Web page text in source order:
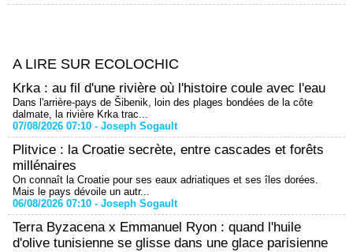
A LIRE SUR ECOLOCHIC
Krka : au fil d'une rivière où l'histoire coule avec l'eau
Dans l'arrière-pays de Šibenik, loin des plages bondées de la côte
dalmate, la rivière Krka trac...
07/08/2026 07:10 - Joseph Sogault
Plitvice : la Croatie secrète, entre cascades et forêts
millénaires
On connaît la Croatie pour ses eaux adriatiques et ses îles dorées.
Mais le pays dévoile un autr...
06/08/2026 07:10 - Joseph Sogault
Terra Byzacena x Emmanuel Ryon : quand l'huile
d'olive tunisienne se glisse dans une glace parisienne